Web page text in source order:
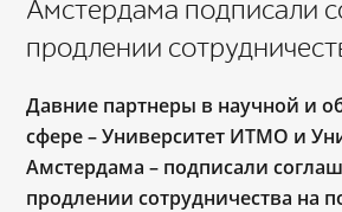
Амстердама подписали
продлении
Давние партнеры в научной и
сфере – Университет ИТМО и
Амстердама – подписали
продлении сотрудничества на